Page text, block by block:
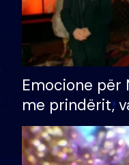
Emocione për
me prindërit,
divorci apo jo?